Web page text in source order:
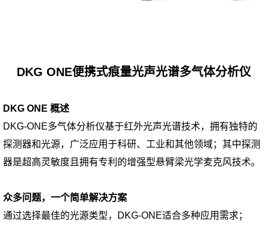
DKG ONE便携式痕量光声光谱多气体分析仪
DKG ONE 概述
DKG-ONE多气体分析仪基于红外光声光谱技术，拥有独特的
探测器和光源，广泛应用于科研、工业和其他领域；其中探测
器是超高灵敏度且拥有专利的增强型悬臂梁光学麦克风技术。
众多问题，一个简单解决方案
通过选择最佳的光源类型，DKG-ONE适合多种应用需求；